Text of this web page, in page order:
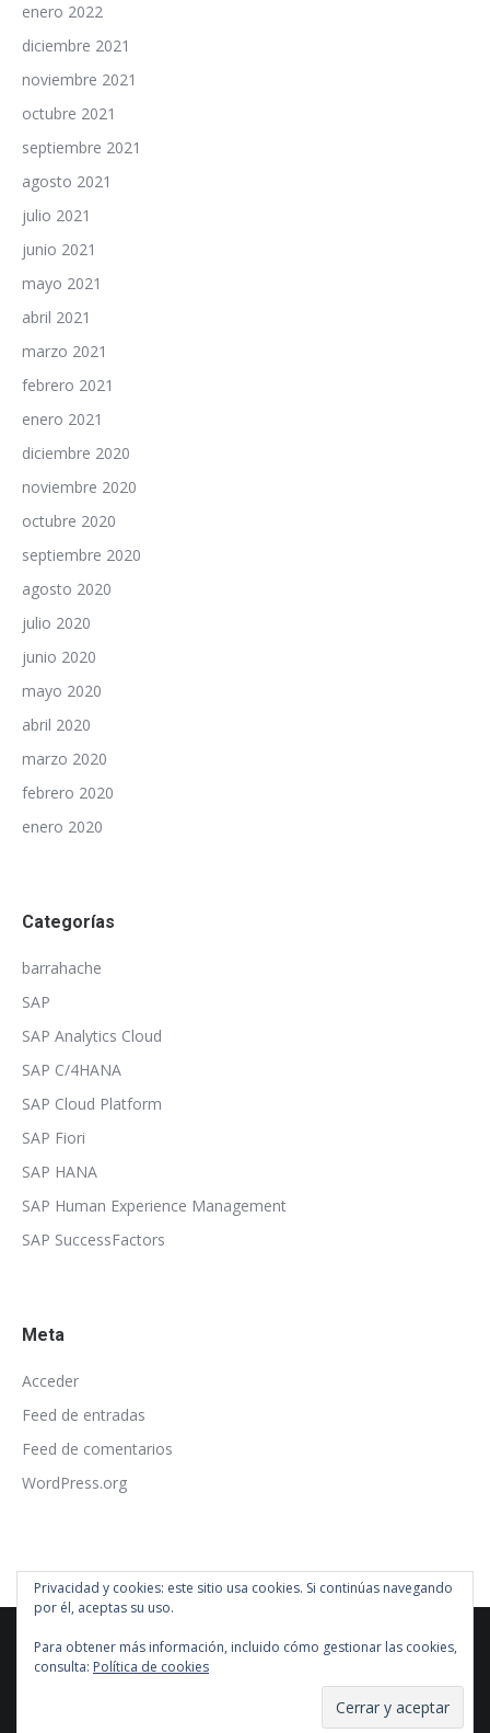
enero 2022
diciembre 2021
noviembre 2021
octubre 2021
septiembre 2021
agosto 2021
julio 2021
junio 2021
mayo 2021
abril 2021
marzo 2021
febrero 2021
enero 2021
diciembre 2020
noviembre 2020
octubre 2020
septiembre 2020
agosto 2020
julio 2020
junio 2020
mayo 2020
abril 2020
marzo 2020
febrero 2020
enero 2020
Categorías
barrahache
SAP
SAP Analytics Cloud
SAP C/4HANA
SAP Cloud Platform
SAP Fiori
SAP HANA
SAP Human Experience Management
SAP SuccessFactors
Meta
Acceder
Feed de entradas
Feed de comentarios
WordPress.org
Privacidad y cookies: este sitio usa cookies. Si continúas navegando
por él, aceptas su uso.
Para obtener más información, incluido cómo gestionar las cookies,
consulta: Política de cookies